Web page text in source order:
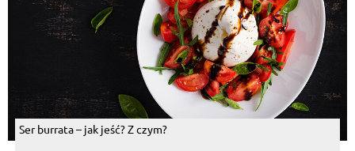
Ser burrata – jak jeść? Z czym?